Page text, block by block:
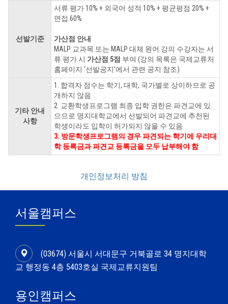
선발기준
서류 평가 10% + 외국어 성적 10% + 평균평점 20% +
면접 60%
가산점 안내
MALP 교과목 또는 MALP 대체 원어 강의 수강자는 서
류 평가 시 가산점 5점 부여 (강의 목록은 국제교류처
홈페이지 ‘선발공지’에서 관련 공지 참조)
기타 안내
사항
1. 합격자 점수는 학기, 대학, 국가별로 상이하므로 공
개하지 않음
2. 교환학생프로그램 최종 입학 권한은 파견교에 있
으므로 명지대학교에서 선발되어 파견교에 추천된
학생이라도 입학이 허가되지 않을 수 있음
3. 방문학생프로그램의 경우 파견되는 학기에 우리대
학 등록금과 파견교 등록금을 모두 납부해야 함
개인정보처리 방침
서울캠퍼스
(03674) 서울시 서대문구 거북골로 34 명지대학
교 행정동 4층 5403호실 국제교류지원팀
용인캠퍼스